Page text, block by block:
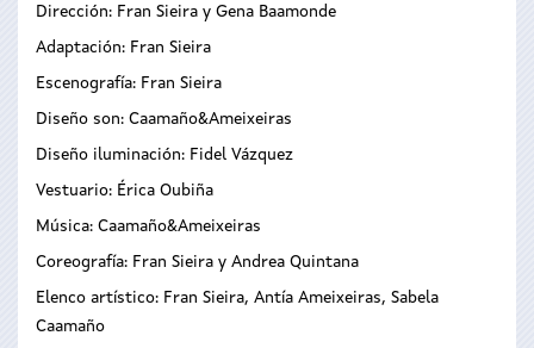
Dirección: Fran Sieira y Gena Baamonde
Adaptación: Fran Sieira
Escenografía: Fran Sieira
Diseño son: Caamaño&Ameixeiras
Diseño iluminación: Fidel Vázquez
Vestuario: Érica Oubiña
Música: Caamaño&Ameixeiras
Coreografía: Fran Sieira y Andrea Quintana
Elenco artístico: Fran Sieira, Antía Ameixeiras, Sabela
Caamaño